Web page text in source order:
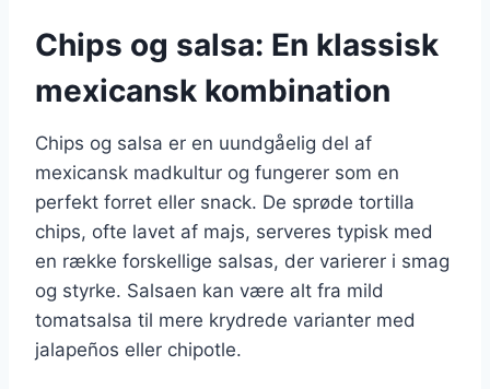
Chips og salsa: En klassisk
mexicansk kombination
Chips og salsa er en uundgåelig del af
mexicansk madkultur og fungerer som en
perfekt forret eller snack. De sprøde tortilla
chips, ofte lavet af majs, serveres typisk med
en række forskellige salsas, der varierer i smag
og styrke. Salsaen kan være alt fra mild
tomatsalsa til mere krydrede varianter med
jalapeños eller chipotle.